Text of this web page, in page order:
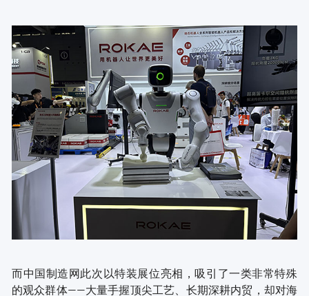
而中国制造网此次以特装展位亮相，吸引了一类非常特殊
的观众群体——大量手握顶尖工艺、长期深耕内贸，却对海